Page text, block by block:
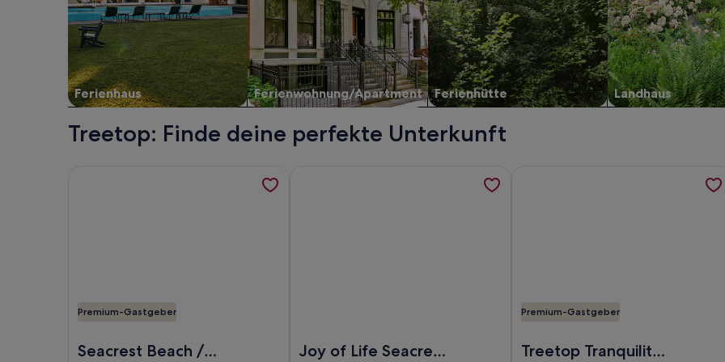
Ferienhaus Ferienwohnung/Apartment Ferienhütte Landhaus
Treetop: Finde deine perfekte Unterkunft
Premium-Gastgeber
Seacrest Beach /
Joy of Life Seacrest
Premium-Gastgeber
Treetop Tranquility |